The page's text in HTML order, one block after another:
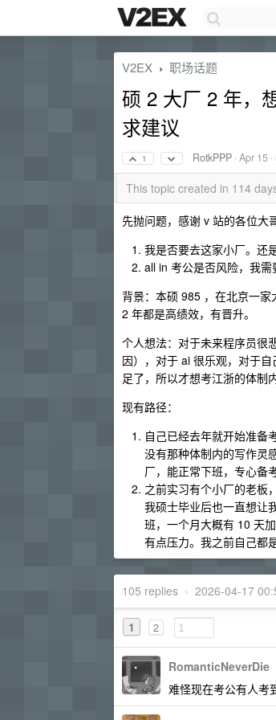
V2EX › 职场话题
硕 2 大厂 2 年，
求建议
1 RotkPPP ·Apr 15
This topic created in 114
先抛问题，感谢 v 站的各位大
我是否要去这家小厂。还
all in 考公是否风险，我
背景：本硕 985 ，在北京一
2 年都是高绩效，有晋升。
个人想法：对于未来程序员很
因），对于 ai 很乐观，对于
足了，所以才想考江浙的体制内
现有路径：
自己已经去年就开始准备
没有那种体制内的写作灵
厂，能正常下班，专心备
之前实习有个小厂的老板
我硕士毕业后也一直想让
班，一个月大概有 10 天
有点压力。我之前自己都
105 replies • 2026-04-17
1 2
RomanticNeverDie
难怪现在考公有人考